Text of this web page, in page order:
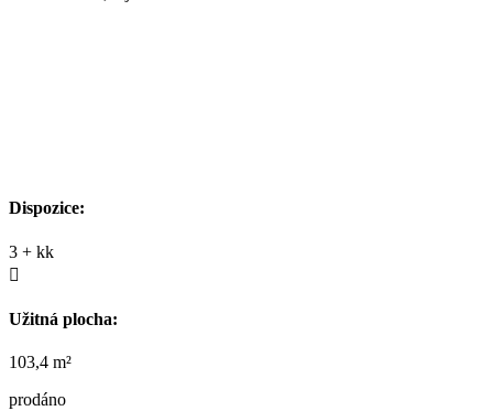
Dispozice:
3 + kk

Užitná plocha:
103,4 m²
prodáno